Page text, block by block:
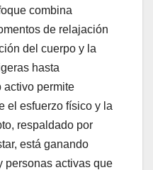
combina
de relajación
del cuerpo y la
hasta
activo permite
el esfuerzo físico y la
respaldado por
está ganando
personas activas que